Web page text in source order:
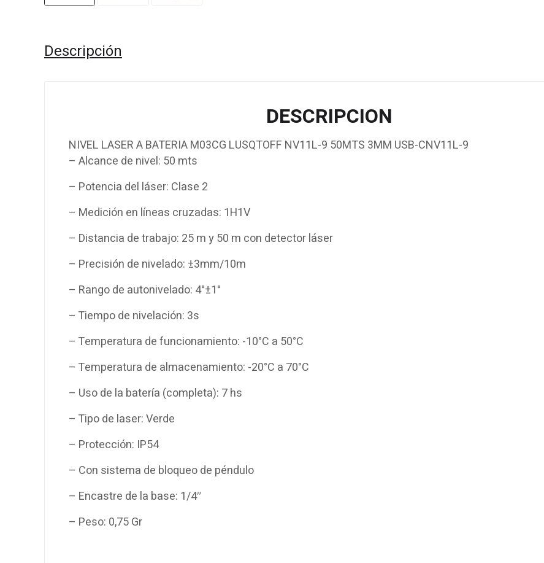
Descripción
DESCRIPCION
NIVEL LASER A BATERIA M03CG LUSQTOFF NV11L-9 50MTS 3MM USB-CNV11L-9
– Alcance de nivel: 50 mts
– Potencia del láser: Clase 2
– Medición en líneas cruzadas: 1H1V
– Distancia de trabajo: 25 m y 50 m con detector láser
– Precisión de nivelado: ±3mm/10m
– Rango de autonivelado: 4°±1°
– Tiempo de nivelación: 3s
– Temperatura de funcionamiento: -10°C a 50°C
– Temperatura de almacenamiento: -20°C a 70°C
– Uso de la batería (completa): 7 hs
– Tipo de laser: Verde
– Protección: IP54
– Con sistema de bloqueo de péndulo
– Encastre de la base: 1/4″
– Peso: 0,75 Gr